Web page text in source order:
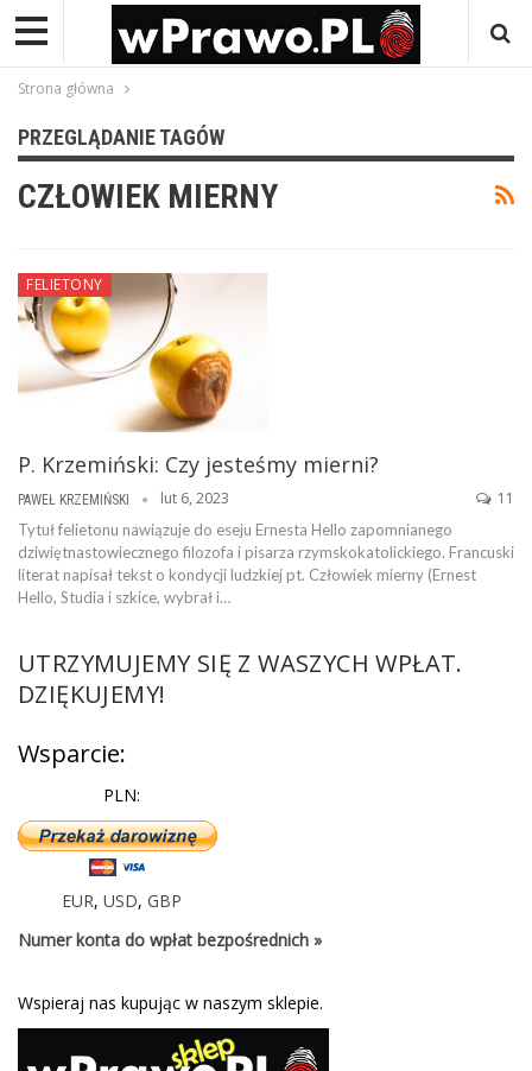
Strona główna
PRZEGLĄDANIE TAGÓW
CZŁOWIEK MIERNY
FELIETONY
P. Krzemiński: Czy jesteśmy mierni?
PAWEŁ KRZEMIŃSKI lut 6, 2023 11
Tytuł felietonu nawiązuje do eseju Ernesta Hello zapomnianego
dziwiętnastowiecznego filozofa i pisarza rzymskokatolickiego. Francuski
literat napisał tekst o kondycji ludzkiej pt. Człowiek mierny (Ernest
Hello, Studia i szkice, wybrał i…
UTRZYMUJEMY SIĘ Z WASZYCH WPŁAT.
DZIĘKUJEMY!
Wsparcie:
PLN:
EUR, USD, GBP
Numer konta do wpłat bezpośrednich »
Wspieraj nas kupując w naszym sklepie.